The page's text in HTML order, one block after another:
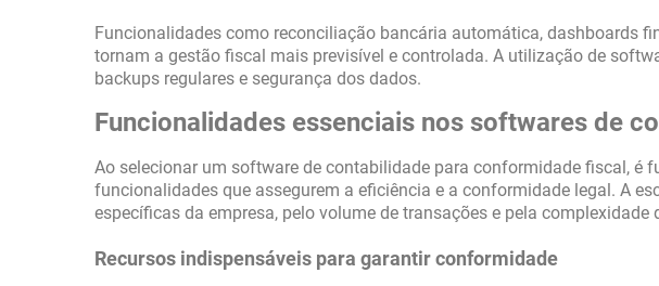
Funcionalidades como reconciliação bancária automática, dashboards
tornam a gestão fiscal mais previsível e controlada. A utilização de
backups regulares e segurança dos dados.
Funcionalidades essenciais nos softwares de
Ao selecionar um software de contabilidade para conformidade fiscal, é
funcionalidades que assegurem a eficiência e a conformidade legal. A
específicas da empresa, pelo volume de transações e pela complexidade
Recursos indispensáveis para garantir conformidade